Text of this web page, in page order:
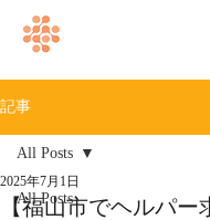
記事
All Posts
All Posts
【福山市でヘルパ
2025年7月1日